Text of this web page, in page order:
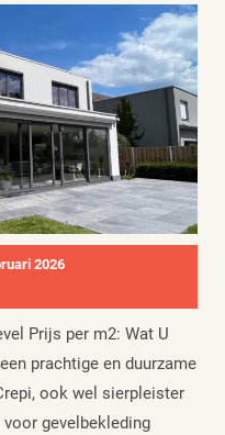
2026
Prijs per m2: Wat U
prachtige en duurzame
ook wel sierpleister
gevelbekleding